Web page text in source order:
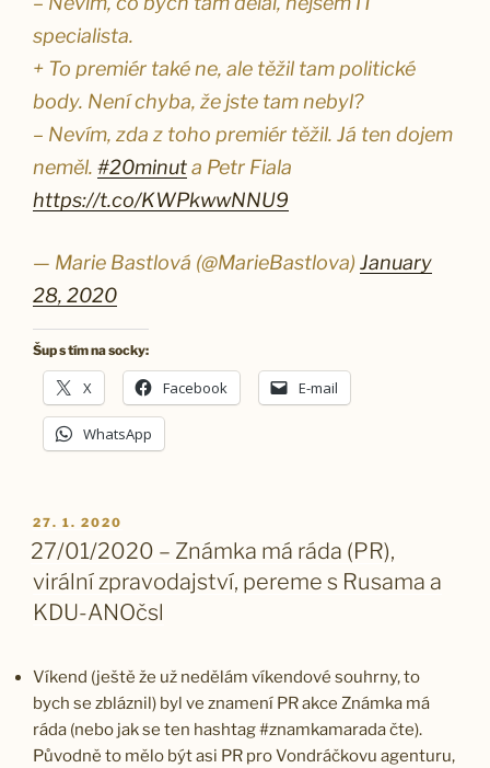
specialista.
+ To premiér také ne, ale těžil tam politické
body. Není chyba, že jste tam nebyl?
– Nevím, zda z toho premiér těžil. Já ten dojem
neměl. #20minuta Petr Fiala
https://t.co/KWPkwwNNU9
— Marie Bastlová (@MarieBastlova) January
28, 2020
Šup s tím na socky:
X Facebook E-mail
WhatsApp
PUBLIKOVÁNO
27. 1. 2020
27/01/2020 – Známka má ráda (PR),
virální zpravodajství, pereme s Rusama a
KDU-ANOčsl
Víkend (ještě že už nedělám víkendové souhrny, to
bych se zbláznil) byl ve znamení PR akce Známka má
ráda (nebo jak se ten hashtag #znamkamarada čte).
Původně to mělo být asi PR pro Vondráčkovu agenturu,